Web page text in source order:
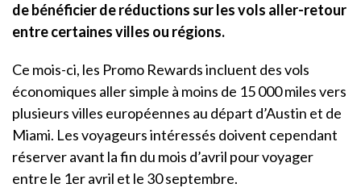
de bénéficier de réductions sur les vols aller-retour
entre certaines villes ou régions.
Ce mois-ci, les Promo Rewards incluent des vols
économiques aller simple à moins de 15 000 miles vers
plusieurs villes européennes au départ d’Austin et de
Miami. Les voyageurs intéressés doivent cependant
réserver avant la fin du mois d’avril pour voyager
entre le 1er avril et le 30 septembre.